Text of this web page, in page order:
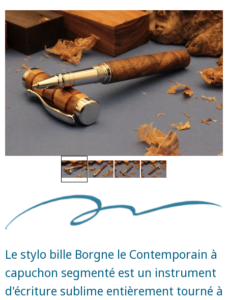
Le stylo bille Borgne le Contemporain à
capuchon segmenté est un instrument
d'écriture sublime entièrement tourné à